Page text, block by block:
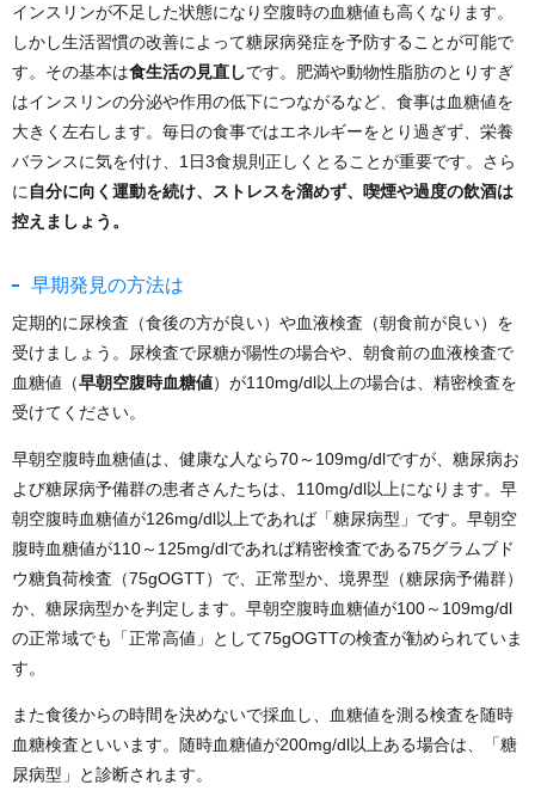
インスリンが不足した状態になり空腹時の血糖値も高くなります。
しかし生活習慣の改善によって糖尿病発症を予防することが可能で
す。その基本は食生活の見直しです。肥満や動物性脂肪のとりすぎ
はインスリンの分泌や作用の低下につながるなど、食事は血糖値を
大きく左右します。毎日の食事ではエネルギーをとり過ぎず、栄養
バランスに気を付け、1日3食規則正しくとることが重要です。さら
に自分に向く運動を続け、ストレスを溜めず、喫煙や過度の飲酒は
控えましょう。
早期発見の方法は
定期的に尿検査（食後の方が良い）や血液検査（朝食前が良い）を
受けましょう。尿検査で尿糖が陽性の場合や、朝食前の血液検査で
血糖値（早朝空腹時血糖値）が110mg/dl以上の場合は、精密検査を
受けてください。
早朝空腹時血糖値は、健康な人なら70～109mg/dlですが、糖尿病お
よび糖尿病予備群の患者さんたちは、110mg/dl以上になります。早
朝空腹時血糖値が126mg/dl以上であれば「糖尿病型」です。早朝空
腹時血糖値が110～125mg/dlであれば精密検査である75グラムブド
ウ糖負荷検査（75gOGTT）で、正常型か、境界型（糖尿病予備群）
か、糖尿病型かを判定します。早朝空腹時血糖値が100～109mg/dl
の正常域でも「正常高値」として75gOGTTの検査が勧められていま
す。
また食後からの時間を決めないで採血し、血糖値を測る検査を随時
血糖検査といいます。随時血糖値が200mg/dl以上ある場合は、「糖
尿病型」と診断されます。